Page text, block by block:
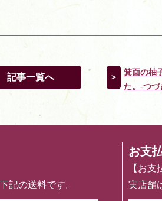
記事一覧へ ＞
箕面の柚
た。-つづ
記の送料です。
お支
【お支
実店舗